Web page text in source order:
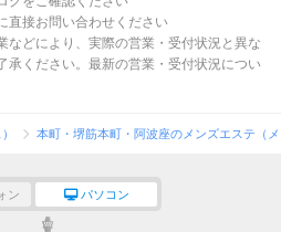
直接お問い合わせください
どにより、実際の営業・受付状況と異な
承ください。最新の営業・受付状況につい
本町・堺筋本町・阿波座のメンズエステ（
ン パソコン